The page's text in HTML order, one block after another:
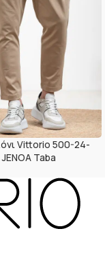
Vittorio 500-24-
JENOA Taba